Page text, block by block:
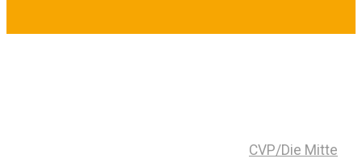
CVP/Die Mitte